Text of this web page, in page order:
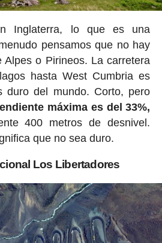
Inglaterra, lo que es una
pensamos que no hay
Alpes o Pirineos. La carretera
hasta West Cumbria es
duro del mundo. Corto, pero
máxima es del 33%,
400 metros de desnivel.
que no sea duro.
Los Libertadores